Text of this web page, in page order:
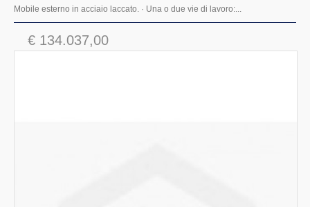
Mobile esterno in acciaio laccato. · Una o due vie di lavoro:...
€ 134.037,00